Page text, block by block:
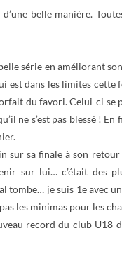
belle manière.
série en améliorant
dans les limites
du favori. Celui-ci
ne s’est pas blessé !
sur sa finale à son
sur lui… c’était des
je suis 1e avec
les minimas pour les
record du club